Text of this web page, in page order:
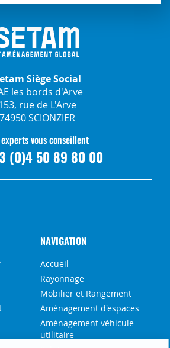
Siège Social
les bords d'Arve
rue de L'Arve
74950 SCIONZIER
experts vous conseillent
(0)4 50 89 80 00
NAVIGATION
Accueil
Rayonnage
Mobilier et Rangement
Aménagement d'espaces
Aménagement véhicule
utilitaire